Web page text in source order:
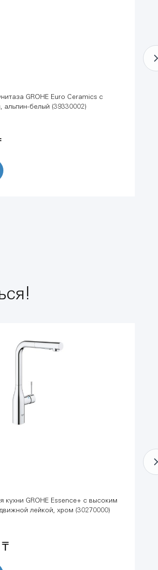
GROHE Euro Ceramics с
альпин-белый (39330002)
кухни GROHE Essence+ с высоким
лейкой, хром (30270000)